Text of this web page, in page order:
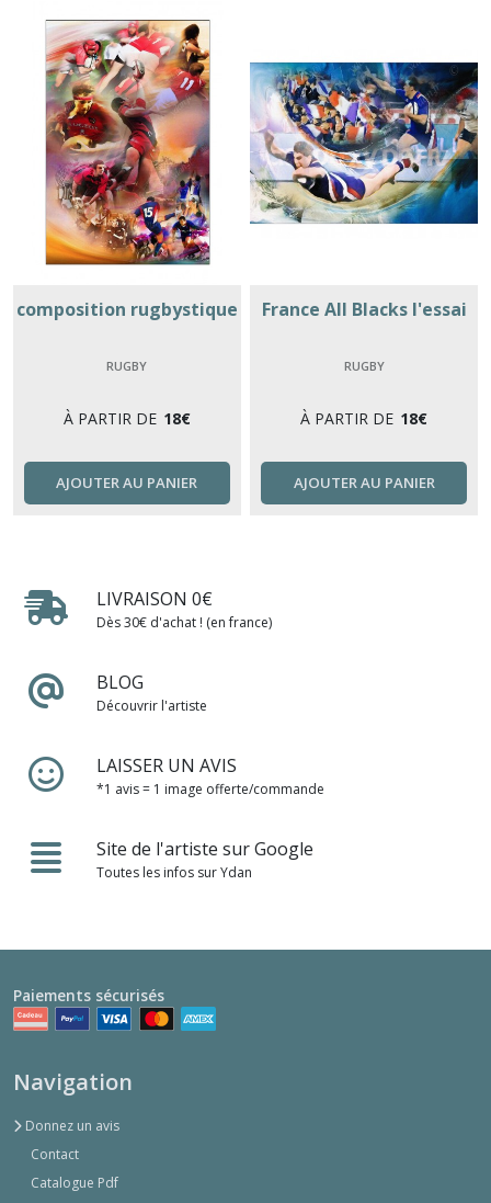
composition rugbystique
RUGBY
À PARTIR DE 18€
AJOUTER AU PANIER
France All Blacks l'essai
RUGBY
À PARTIR DE 18€
AJOUTER AU PANIER
LIVRAISON 0€
Dès 30€ d'achat ! (en france)
BLOG
Découvrir l'artiste
LAISSER UN AVIS
*1 avis = 1 image offerte/commande
Site de l'artiste sur Google
Toutes les infos sur Ydan
Paiements sécurisés
Navigation
Donnez un avis
Contact
Catalogue Pdf